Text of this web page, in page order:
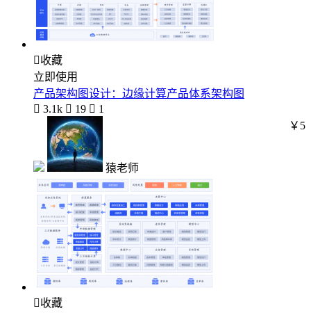
收藏
立即使用
产品架构图设计：边缘计算产品体系架构图
 3.1k  19  1
猿老师
￥5
收藏